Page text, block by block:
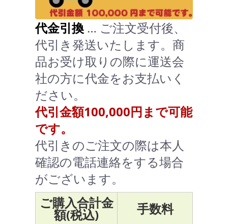
代金引換 … ご注文受付後、
代引き発送いたします。商
品お受け取りの際に運送会
社の方に代金をお支払いく
ださい。
代引金額100,000円まで可能
です。
代引きのご注文の際は本人
確認の電話連絡をする場合
がございます。
ご購入合計金
額(税込)
手数料